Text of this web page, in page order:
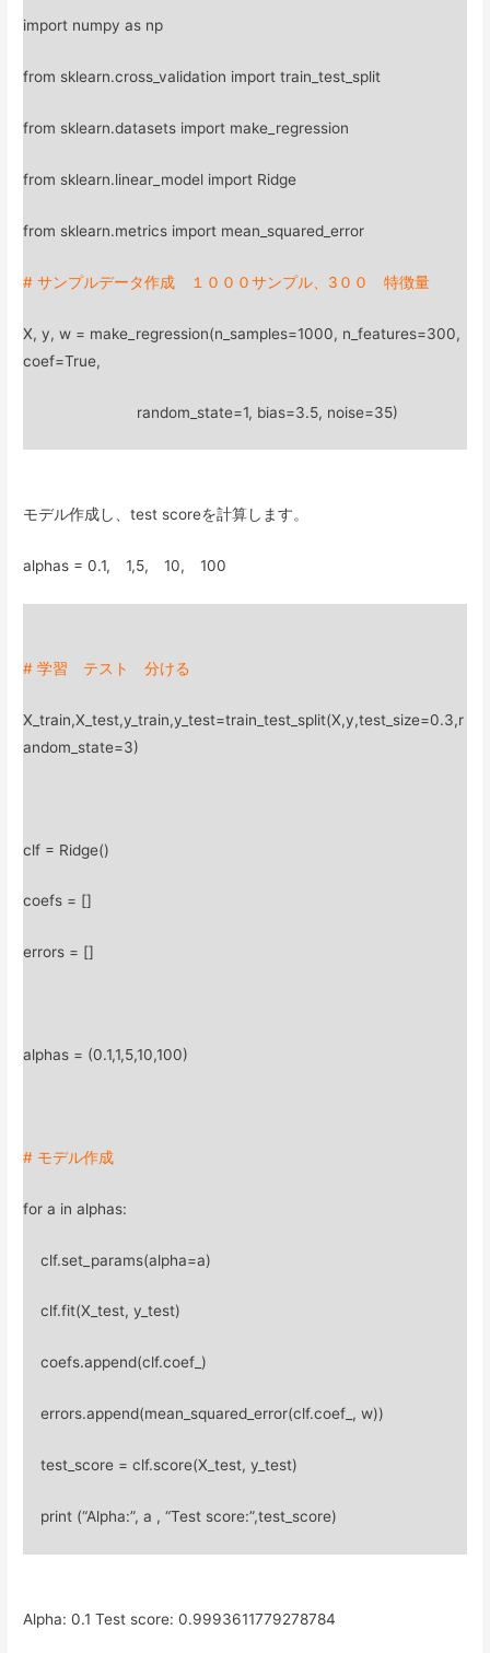
import numpy as np
from sklearn.cross_validation import train_test_split
from sklearn.datasets import make_regression
from sklearn.linear_model import Ridge
from sklearn.metrics import mean_squared_error
# サンプルデータ作成 １０００サンプル、3００ 特徴量
X, y, w = make_regression(n_samples=1000, n_features=300,
coef=True,
random_state=1, bias=3.5, noise=35)
モデル作成し、test scoreを計算します。
alphas = 0.1, 1,5, 10, 100
# 学習 テスト 分ける
X_train,X_test,y_train,y_test=train_test_split(X,y,test_size=0.3,r
andom_state=3)
clf = Ridge()
coefs = []
errors = []
alphas = (0.1,1,5,10,100)
# モデル作成
for a in alphas:
clf.set_params(alpha=a)
clf.fit(X_test, y_test)
coefs.append(clf.coef_)
errors.append(mean_squared_error(clf.coef_, w))
test_score = clf.score(X_test, y_test)
print (“Alpha:”, a , “Test score:”,test_score)
Alpha: 0.1 Test score: 0.9993611779278784